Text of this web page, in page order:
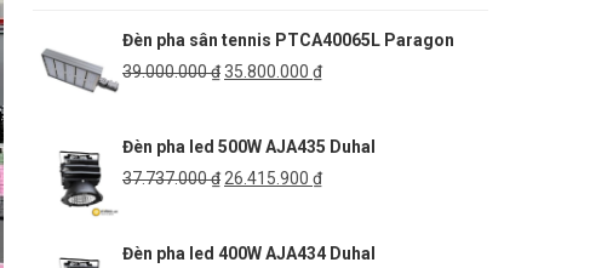
Đèn pha sân tennis PTCA40065L Paragon
39.000.000₫Giá
39.000.000 ₫.
35.800.000 ₫Giá
là:
35.800.000 ₫.
Đèn pha led 500W AJA435 Duhal
37.737.000₫ Giá
37.737.000 ₫.
26.415.900 ₫Giá
là:
Đèn pha led 400W AJA434 Duhal